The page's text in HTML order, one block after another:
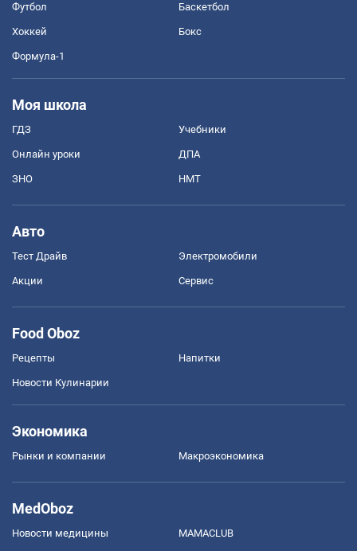
Футбол Баскетбол
Хоккей Бокс
Формула-1
Моя школа
ГДЗ Учебники
Онлайн уроки ДПА
ЗНО НМТ
Авто
Тест Драйв Электромобили
Акции Сервис
Food Oboz
Рецепты Напитки
Новости Кулинарии
Экономика
Рынки и компании Mакроэкономика
MedOboz
Новости медицины MAMACLUB